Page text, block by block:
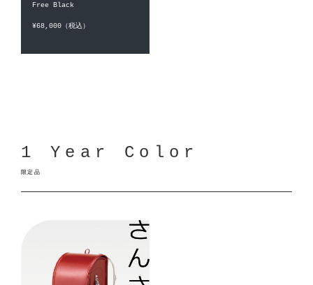
Free Black
¥68,000（税込）
1 Year Color
限定品